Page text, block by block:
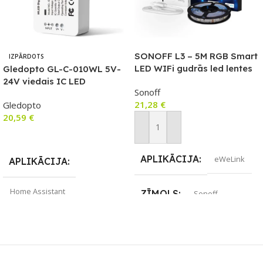
IZPĀRDOTS
Gledopto GL-C-010WL 5V-
24V viedais IC LED
programmaparatūru) ar
mikrofonu
Gledopto
20,59 €
APLIKĀCIJA
Home Assistant
SONOFF L3 – 5M RGB Smart
LED WIFi gudrās led lentes
Sonoff
21,28 €
Pievienot Grozam
APLIKĀCIJA eWeLink
ZĪMOLS Sonoff